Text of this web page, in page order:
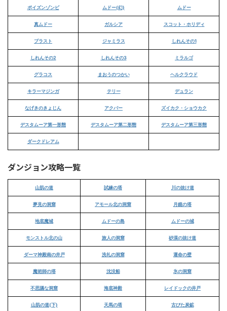
ポイズンゾンビ ムドー(幻) ムドー
真ムドー ガルシア スコット・ホリディ
ブラスト ジャミラス しれんその1
しれんその2 しれんその3 ミラルゴ
グラコス まおうのつかい ヘルクラウド
キラーマジンガ テリー デュラン
なげきのきょじん アクバー ズイカク・ショウカク
デスタムーア第一形態 デスタムーア第二形態 デスタムーア第三形態
ダークドレアム
ダンジョン攻略一覧
山肌の道 試練の塔 川の抜け道
夢見の洞窟 アモール北の洞窟 月鏡の塔
地底魔城 ムドーの島 ムドーの城
モンストル北の山 旅人の洞窟 砂漠の抜け道
ダーマ神殿南の井戸 洗礼の洞窟 運命の壁
魔術師の塔 沈没船 氷の洞窟
不思議な洞窟 海底神殿 レイドックの井戸
山肌の道(下) 天馬の塔 古びた炭鉱